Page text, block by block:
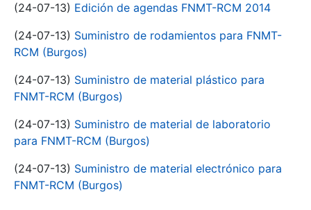
(24-07-13) Edición de agendas FNMT-RCM 2014
(24-07-13) Suministro de rodamientos para FNMT-
RCM (Burgos)
(24-07-13) Suministro de material plástico para
FNMT-RCM (Burgos)
(24-07-13) Suministro de material de laboratorio
para FNMT-RCM (Burgos)
(24-07-13) Suministro de material electrónico para
FNMT-RCM (Burgos)